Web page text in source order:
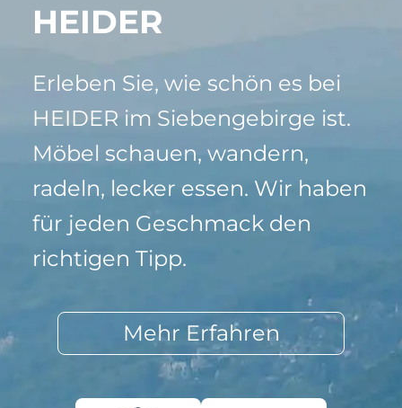
HEIDER
Erleben Sie, wie schön es bei
HEIDER im Siebengebirge ist.
Möbel schauen, wandern,
radeln, lecker essen. Wir haben
für jeden Geschmack den
richtigen Tipp.
Mehr Erfahren